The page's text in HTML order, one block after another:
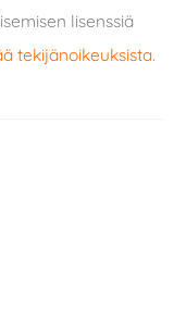
lisenssiä
tekijänoikeuksista.